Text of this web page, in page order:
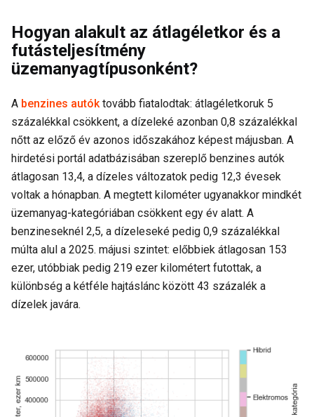
Hogyan alakult az átlagéletkor és a
futásteljesítmény
üzemanyagtípusonként?
A benzines autóktovább fiatalodtak: átlagéletkoruk 5
százalékkal csökkent, a dízeleké azonban 0,8 százalékkal
nőtt az előző év azonos időszakához képest májusban. A
hirdetési portál adatbázisában szereplő benzines autók
átlagosan 13,4, a dízeles változatok pedig 12,3 évesek
voltak a hónapban. A megtett kilométer ugyanakkor mindkét
üzemanyag-kategóriában csökkent egy év alatt. A
benzineseknél 2,5, a dízeleseké pedig 0,9 százalékkal
múlta alul a 2025. májusi szintet: előbbiek átlagosan 153
ezer, utóbbiak pedig 219 ezer kilométert futottak, a
különbség a kétféle hajtáslánc között 43 százalék a
dízelek javára.